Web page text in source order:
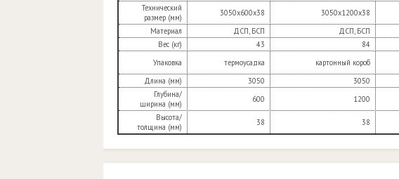
Технический
размер (мм)
3050х600х38 3050х1200х38
Материал
ДСП, БСП ДСП, БСП
Вес (кг)
43 84
Упаковка
термоусадка картонный короб
Длина (мм)
3050 3050
Глубина/
ширина (мм)
600 1200
Высота/
толщина (мм)
38 38